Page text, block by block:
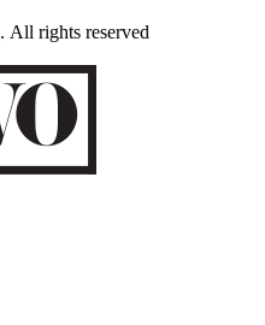
. All rights reserved